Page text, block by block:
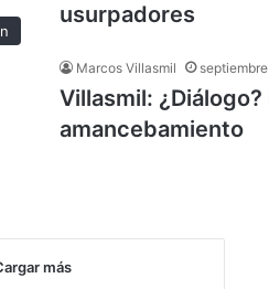
usurpadores
Marcos Villasmil
Villasmil: ¿Diálogo?
amancebamiento
más